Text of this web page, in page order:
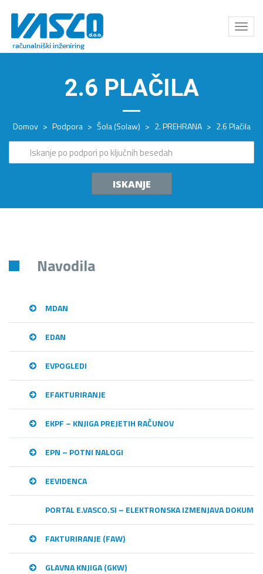
Odpri
meni
2.6 PLAČILA
Domov > Podpora > Šola (Solaw) > 2. PREHRANA > 2.6 Plačila
ISKANJE
Navodila
MDAN
EDAN
EVPOGLEDI
EFAKTURIRANJE
EKPF – KNJIGA PREJETIH RAČUNOV
EPN – POTNI NALOGI
EEVIDENCA
PORTAL E.VASCO.SI – ELEKTRONSKA IZMENJAVA
FAKTURIRANJE (FAW)
GLAVNA KNJIGA (GKW)